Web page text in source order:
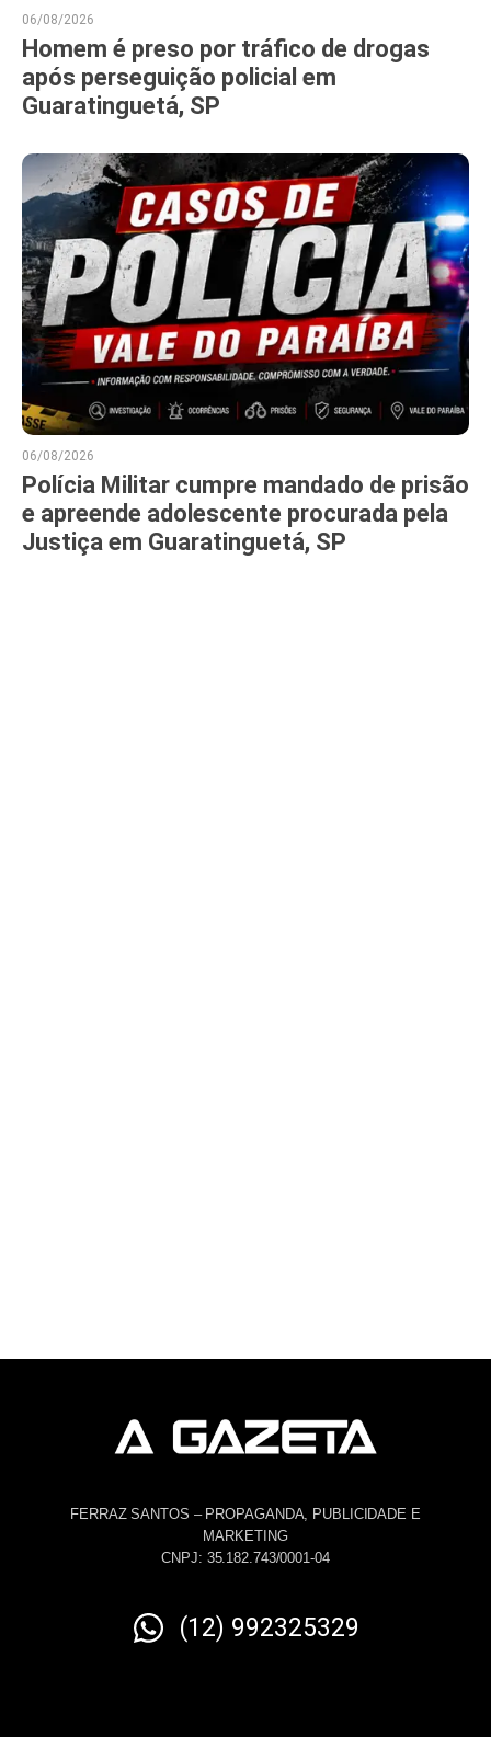
06/08/2026
Homem é preso por tráfico de drogas
após perseguição policial em
Guaratinguetá, SP
06/08/2026
Polícia Militar cumpre mandado de prisão
e apreende adolescente procurada pela
Justiça em Guaratinguetá, SP
FERRAZ SANTOS – PROPAGANDA, PUBLICIDADE E
MARKETING
CNPJ: 35.182.743/0001-04
(12) 992325329